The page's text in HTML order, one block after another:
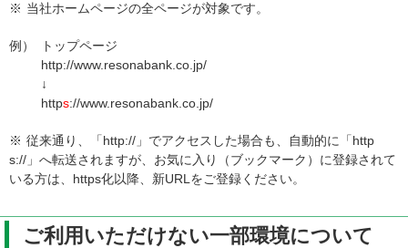
※ 当社ホームページの全ページが対象です。
例）
トップページ
http://www.resonabank.co.jp/
↓
https://www.resonabank.co.jp/
※ 従来通り、「http://」でアクセスした場合も、自動的に「http
s://」へ転送されますが、お気に入り（ブックマーク）に登録されて
いる方は、https化以降、新URLをご登録ください。
ご利用いただけない一部環境について